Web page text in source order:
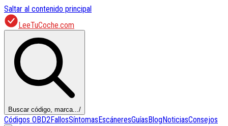
Saltar al contenido principal
LeeTuCoche.com
Buscar código, marca.../
Códigos OBD2FallosSíntomasEscáneresGuíasBlogNoticiasConsejos